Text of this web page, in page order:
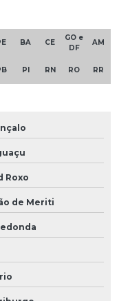
BA CE
GO e
DF
AM
PI RN RO RR
Roxo
de Meriti